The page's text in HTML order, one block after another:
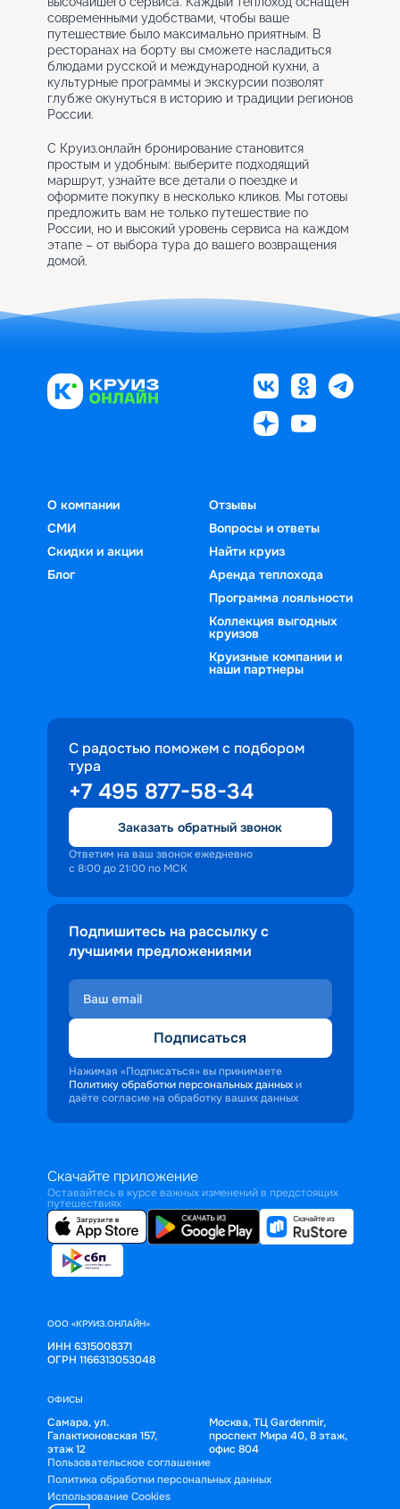
современными удобствами, чтобы ваше
путешествие было максимально приятным. В
ресторанах на борту вы сможете насладиться
блюдами русской и международной кухни, а
культурные программы и экскурсии позволят
глубже окунуться в историю и традиции регионов
России.
С Круиз.онлайн бронирование становится
простым и удобным: выберите подходящий
маршрут, узнайте все детали о поездке и
оформите покупку в несколько кликов. Мы готовы
предложить вам не только путешествие по
России, но и высокий уровень сервиса на каждом
этапе – от выбора тура до вашего возвращения
домой.
О компании
СМИ
Скидки и акции
Блог
Отзывы
Вопросы и ответы
Найти круиз
Аренда теплохода
Программа лояльности
Коллекция выгодных
круизов
Круизные компании и
наши партнеры
С радостью поможем с подбором
тура
+7 495 877-58-34
Заказать обратный звонок
Ответим на ваш звонок ежедневно
с 8:00 до 21:00 по МСК
Подпишитесь на рассылку с
лучшими предложениями
Подписаться
Нажимая «Подписаться» вы принимаете
Политику обработки персональных данных и
даёте согласие на обработку ваших данных
Скачайте приложение
Оставайтесь в курсе важных изменений в предстоящих
путешествиях
ООО «КРУИЗ.ОНЛАЙН»
ИНН 6315008371
ОГРН 1166313053048
ОФИСЫ
Самара, ул.
Галактионовская 157,
этаж 12
Москва, ТЦ Gardenmir,
проспект Мира 40, 8 этаж,
офис 804
Пользовательское соглашение
Политика обработки персональных данных
Использование Cookies